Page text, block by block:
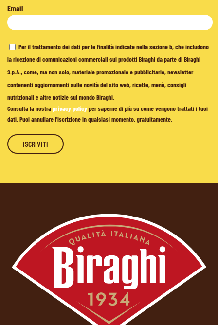
Email
Per il trattamento dei dati per le finalità indicate nella sezione b, che includono
la ricezione di comunicazioni commerciali sui prodotti Biraghi da parte di Biraghi
S.p.A., come, ma non solo, materiale promozionale e pubblicitario, newsletter
contenenti aggiornamenti sulle novità del sito web, ricette, menù, consigli
nutrizionali e altre notizie sul mondo Biraghi.
Consulta la nostraprivacy policyper saperne di più su come vengono trattati i tuoi
dati. Puoi annullare l'iscrizione in qualsiasi momento, gratuitamente.